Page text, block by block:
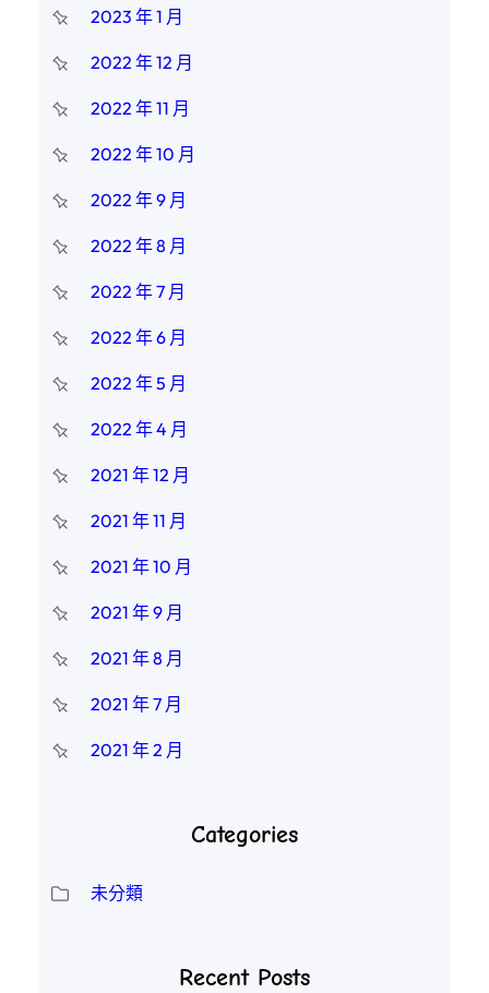
2023 年 1 月
2022 年 12 月
2022 年 11 月
2022 年 10 月
2022 年 9 月
2022 年 8 月
2022 年 7 月
2022 年 6 月
2022 年 5 月
2022 年 4 月
2021 年 12 月
2021 年 11 月
2021 年 10 月
2021 年 9 月
2021 年 8 月
2021 年 7 月
2021 年 2 月
Categories
未分類
Recent Posts